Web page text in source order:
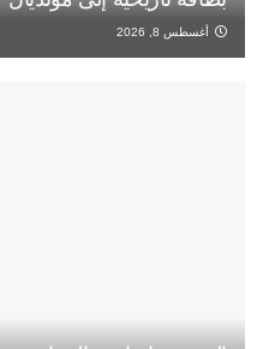
أغسطس 8, 2026